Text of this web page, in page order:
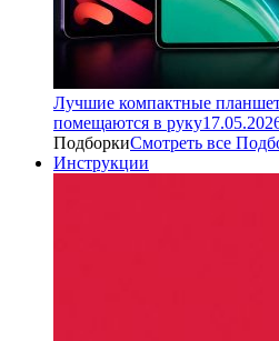
Лучшие компактные
помещаются в руку
ПодборкиСмотреть все
Инструкции